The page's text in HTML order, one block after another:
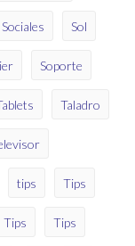
Sociales Sol
Soporte
Taladro
tips Tips
Tips Tips